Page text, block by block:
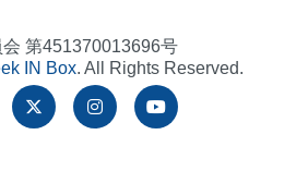
第451370013696号
IN Box. All Rights Reserved.